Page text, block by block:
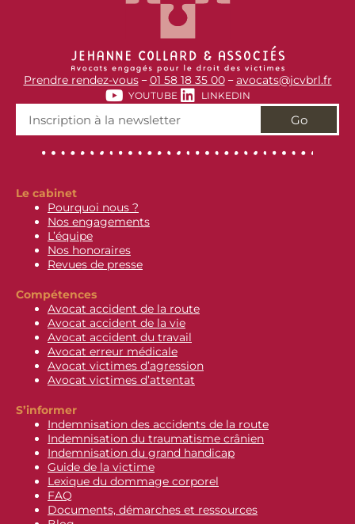
Prendre rendez-vous–01 58 18 35 00–avocats@jcvbrl.fr
YOUTUBE LINKEDIN
Go
Le cabinet
Pourquoi nous ?
Nos engagements
L’équipe
Nos honoraires
Revues de presse
Compétences
Avocat accident de la route
Avocat accident de la vie
Avocat accident du travail
Avocat erreur médicale
Avocat victimes d’agression
Avocat victimes d’attentat
S’informer
Indemnisation des accidents de la route
Indemnisation du traumatisme crânien
Indemnisation du grand handicap
Guide de la victime
Lexique du dommage corporel
FAQ
Documents, démarches et ressources